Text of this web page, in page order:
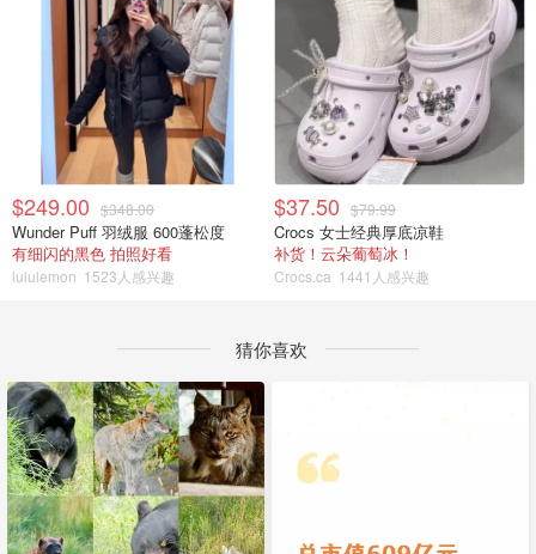
$249.00 $348.00
Wunder Puff 羽绒服 600蓬松度
有细闪的黑色 拍照好看
lululemon 1523人感兴趣
$37.50 $79.99
Crocs 女士经典厚底凉鞋
补货！云朵葡萄冰！
Crocs.ca 1441人感兴趣
猜你喜欢